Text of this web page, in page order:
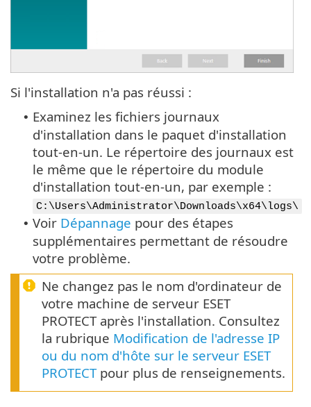
Si l'installation n'a pas réussi :
• Examinez les fichiers journaux
d'installation dans le paquet d'installation
tout-en-un. Le répertoire des journaux est
le même que le répertoire du module
d'installation tout-en-un, par exemple :
C:\Users\Administrator\Downloads\x64\logs\
• Voir Dépannage pour des étapes
supplémentaires permettant de résoudre
votre problème.
Ne changez pas le nom d'ordinateur de
votre machine de serveur ESET
PROTECT après l'installation. Consultez
la rubrique Modification de l'adresse IP
ou du nom d'hôte sur le serveur ESET
PROTECTpour plus de renseignements.